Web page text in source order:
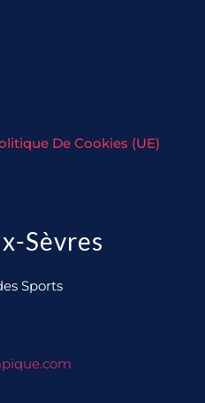
De Cookies (UE)
Sèvres
Sports